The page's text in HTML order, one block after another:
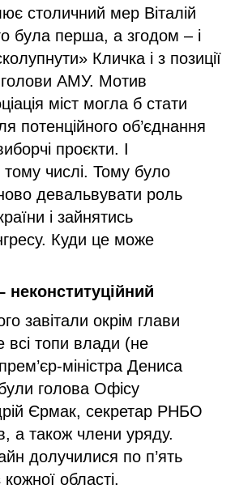
столичний мер Віталій
була перша, а згодом – і
Кличка і з позиції
АМУ. Мотив
міст могла б стати
потенційного об’єднання
проєкти. І
тому числі. Тому було
девальвувати роль
і зайнятись
Куди це може
неконституційний
завітали окрім глави
топи влади (не
міністра Дениса
голова Офісу
Єрмак, секретар РНБО
а також члени уряду.
долучилися по п’ять
області.